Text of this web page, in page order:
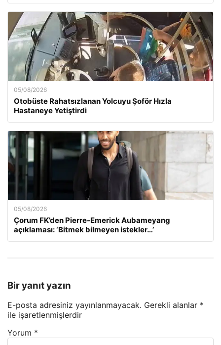
05/08/2026
Otobüste Rahatsızlanan Yolcuyu Şoför Hızla
Hastaneye Yetiştirdi
05/08/2026
Çorum FK’den Pierre-Emerick Aubameyang
açıklaması: ‘Bitmek bilmeyen istekler…’
Bir yanıt yazın
E-posta adresiniz yayınlanmayacak. Gerekli alanlar *
ile işaretlenmişlerdir
Yorum *